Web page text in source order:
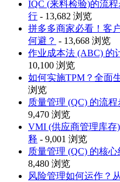
IQC (来料检验)的流
行 - 13,682 浏览
拼多多商家必看！客
何避？ - 13,668 浏览
作业成本法 (ABC) 的
10,100 浏览
如何实施TPM？全面
浏览
质量管理 (QC) 的流
9,470 浏览
VMI (供应商管理库存
释 - 9,001 浏览
质量管理 (QC) 的核
8,480 浏览
风险管理如何运作？